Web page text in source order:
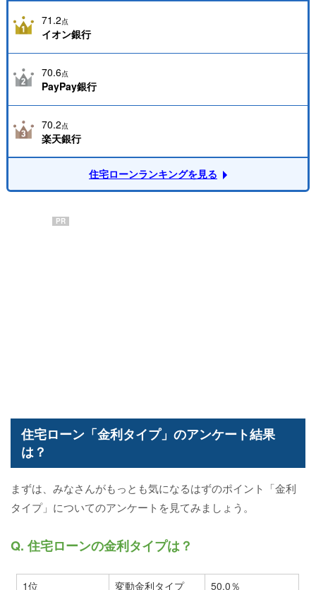
71.2点
イオン銀行
70.6点
PayPay銀行
70.2点
楽天銀行
住宅ローンランキングを見る
PR
住宅ローン「金利タイプ」のアンケート結果
は？
まずは、みなさんがもっとも気になるはずのポイント「金利
タイプ」についてのアンケートを見てみましょう。
Q. 住宅ローンの金利タイプは？
1位 変動金利タイプ
50.0％